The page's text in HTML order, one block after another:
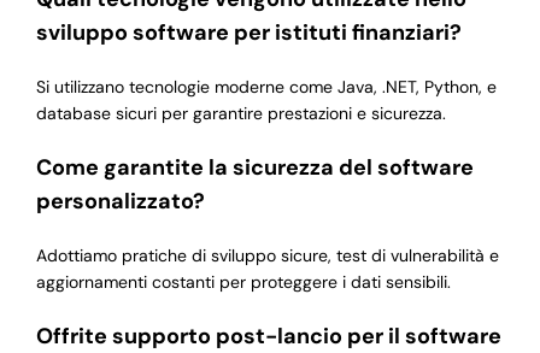
sviluppo software per istituti finanziari?
Si utilizzano tecnologie moderne come Java, .NET, Python, e
database sicuri per garantire prestazioni e sicurezza.
Come garantite la sicurezza del software
personalizzato?
Adottiamo pratiche di sviluppo sicure, test di vulnerabilità e
aggiornamenti costanti per proteggere i dati sensibili.
Offrite supporto post-lancio per il software